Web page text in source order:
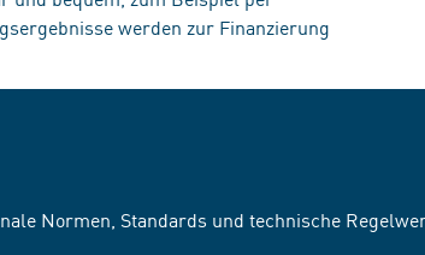
werden zur Finanzierung
Normen, Standards und technische